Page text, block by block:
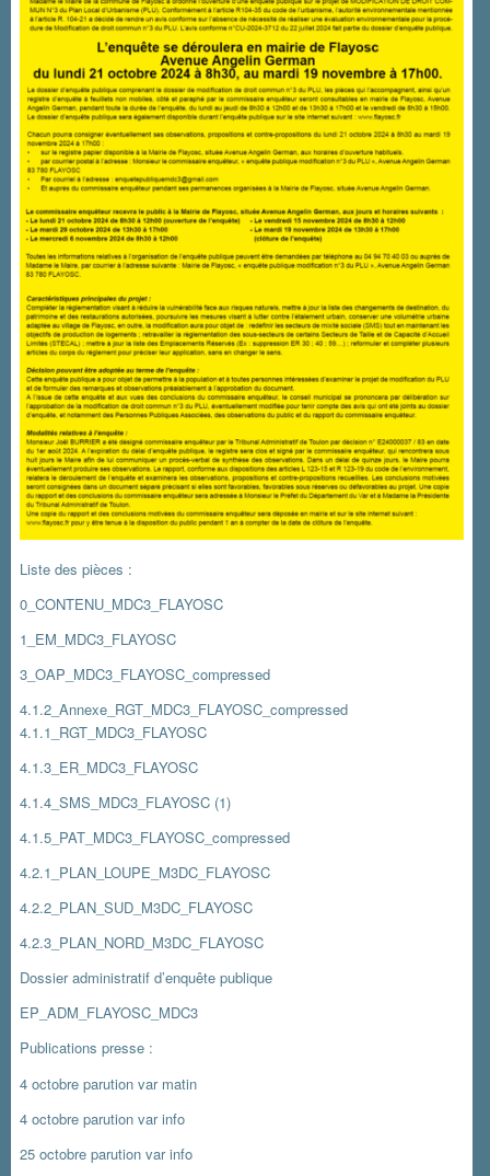
Liste des pièces :
0_CONTENU_MDC3_FLAYOSC
1_EM_MDC3_FLAYOSC
3_OAP_MDC3_FLAYOSC_compressed
4.1.2_Annexe_RGT_MDC3_FLAYOSC_compressed
4.1.1_RGT_MDC3_FLAYOSC
4.1.3_ER_MDC3_FLAYOSC
4.1.4_SMS_MDC3_FLAYOSC (1)
4.1.5_PAT_MDC3_FLAYOSC_compressed
4.2.1_PLAN_LOUPE_M3DC_FLAYOSC
4.2.2_PLAN_SUD_M3DC_FLAYOSC
4.2.3_PLAN_NORD_M3DC_FLAYOSC
Dossier administratif d’enquête publique
EP_ADM_FLAYOSC_MDC3
Publications presse :
4 octobre parution var matin
4 octobre parution var info
25 octobre parution var info